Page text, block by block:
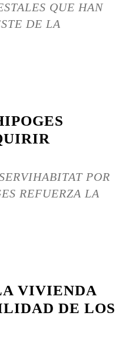
QUE HAN
DE LA
POR
REFUERZA LA
VIVIENDA
DE LOS